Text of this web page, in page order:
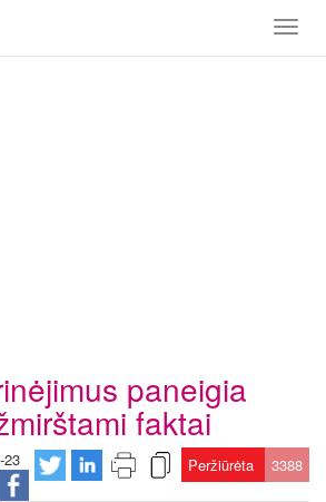
Toggle
paneigia
faktai
23 Peržiūrėta 3388